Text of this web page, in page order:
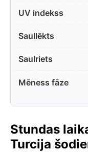
UV indekss
Saullēkts
Saulriets
Mēness fāze
Stundas
Turcija